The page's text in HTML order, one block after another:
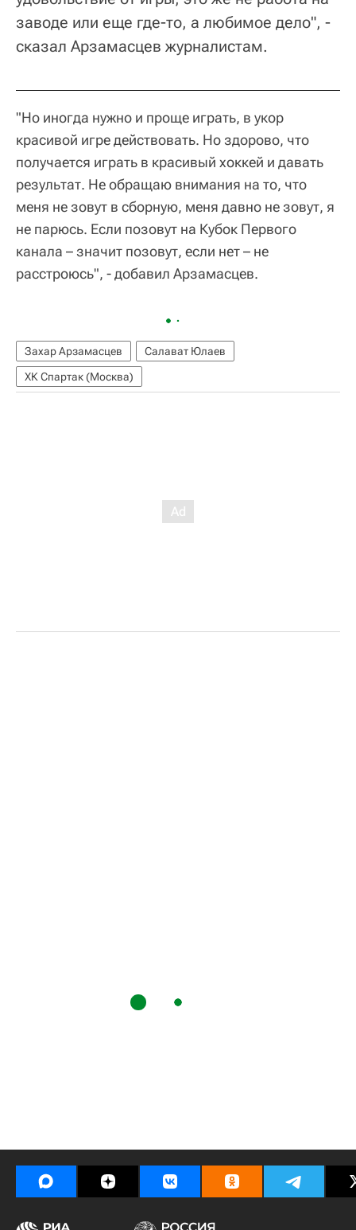
заводе или еще где-то, а любимое дело", -
сказал Арзамасцев журналистам.
"Но иногда нужно и проще играть, в укор
красивой игре действовать. Но здорово, что
получается играть в красивый хоккей и давать
результат. Не обращаю внимания на то, что
меня не зовут в сборную, меня давно не зовут, я
не парюсь. Если позовут на Кубок Первого
канала – значит позовут, если нет – не
расстроюсь", - добавил Арзамасцев.
Захар Арзамасцев
Салават Юлаев
ХК Спартак (Москва)